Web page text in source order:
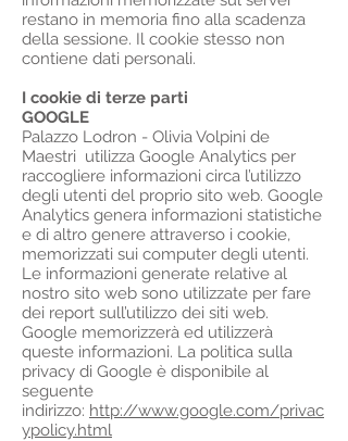
restano in memoria fino alla scadenza
della sessione. Il cookie stesso non
contiene dati personali.
I cookie di terze parti
GOOGLE
Palazzo Lodron - Olivia Volpini de
Maestri utilizza Google Analytics per
raccogliere informazioni circa l’utilizzo
degli utenti del proprio sito web. Google
Analytics genera informazioni statistiche
e di altro genere attraverso i cookie,
memorizzati sui computer degli utenti.
Le informazioni generate relative al
nostro sito web sono utilizzate per fare
dei report sull’utilizzo dei siti web.
Google memorizzerà ed utilizzerà
queste informazioni. La politica sulla
privacy di Google è disponibile al
seguente
indirizzo: http://www.google.com/privac
ypolicy.html